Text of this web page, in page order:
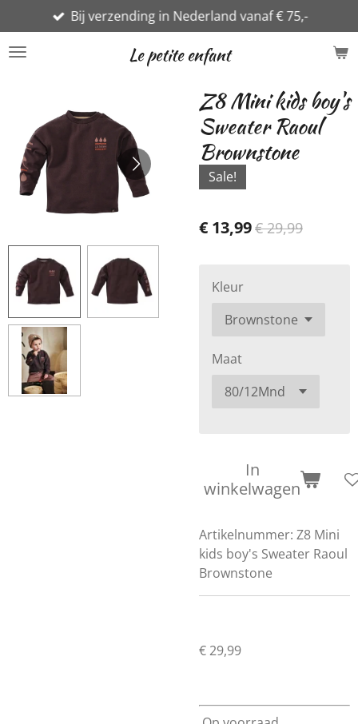
direct
naar
Le petite enfant
Bij verzending in Nederland vanaf € 75,-
Z8 Mini kids boy's
Sweater Raoul
Brownstone
Sale!
€ 13,99€ 29,99
Kleur
Maat
In
winkelwagen
Artikelnummer: Z8 Mini
kids boy's Sweater Raoul
Brownstone
€ 29,99